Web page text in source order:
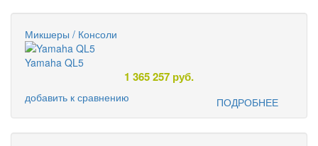
Микшеры / Консоли
Yamaha QL5
1 365 257 руб.
ПОДРОБНЕЕ
добавить к сравнению